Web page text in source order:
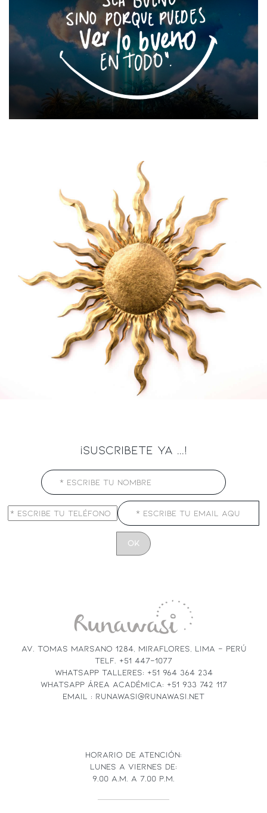
¡SUSCRIBETE YA ...!
BLANK.AV. TOMAS MARSANO 1284, MIRAFLORES, LIMA - PERÚ
TELF. +51 447-1077
WHATSAPP TALLERES: +51 964 364 234
WHATSAPP ÁREA ACADÉMICA: +51 933 742 117
EMAIL : RUNAWASI@RUNAWASI.NET
HORARIO DE ATENCIÓN:
LUNES A VIERNES DE:
9.00 A.M. A 7.00 P.M.